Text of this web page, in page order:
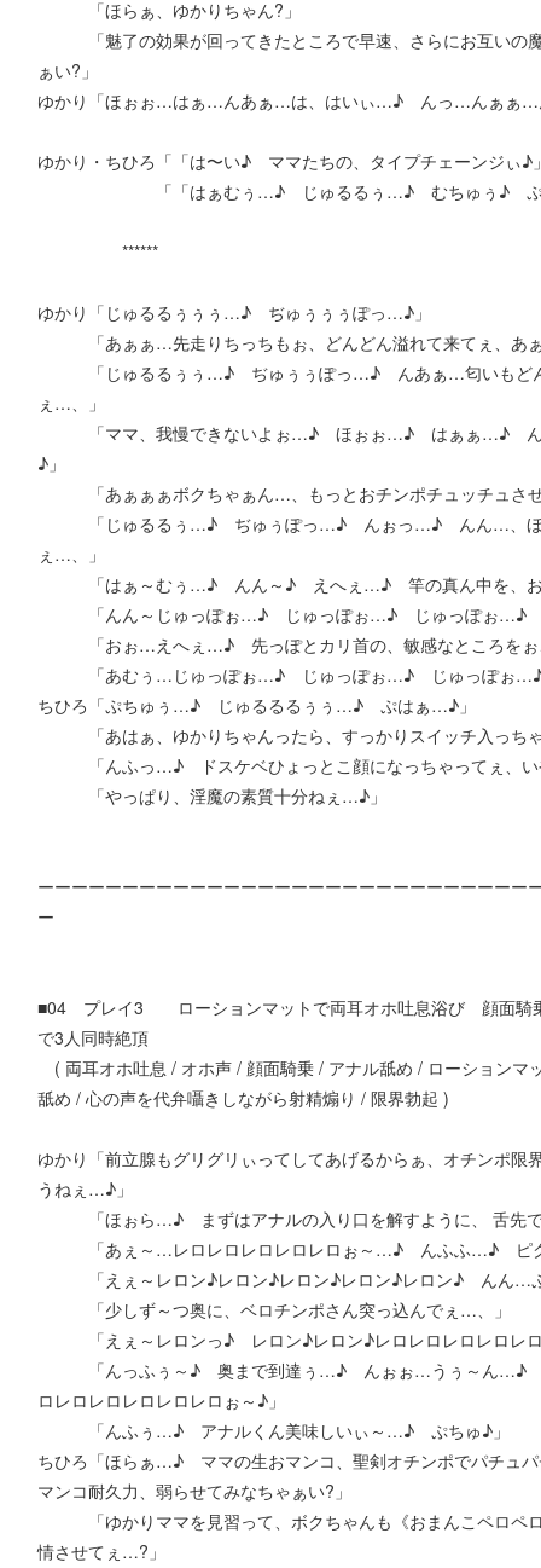
「ほらぁ、ゆかりちゃん?」
「魅了の効果が回ってきたところで早速、さらにお互いの魔
ぁい?」
ゆかり「ほぉぉ…はぁ…んあぁ…は、はいぃ…♪ んっ…んぁぁ
ゆかり・ちひろ「「は〜い♪ ママたちの、タイプチェーンジぃ♪
「「はぁむぅ…♪ じゅるるぅ…♪ むちゅぅ♪ ぷち
******
ゆかり「じゅるるぅぅぅ…♪ ぢゅぅぅぅぽっ…♪」
「あぁぁ…先走りちっちもぉ、どんどん溢れて来てぇ、あ
「じゅるるぅぅ…♪ ぢゅぅぅぽっ…♪ んあぁ…匂いもどん
ぇ…、」
「ママ、我慢できないよぉ…♪ ほぉぉ…♪ はぁぁ…♪ ん
♪」
「あぁぁぁボクちゃぁん…、もっとおチンポチュッチュさ
「じゅるるぅ…♪ ぢゅぅぽっ…♪ んぉっ…♪ んん…、ほら
ぇ…、」
「はぁ～むぅ…♪ んん～♪ えへぇ…♪ 竿の真ん中を、お手
「んん～じゅっぽぉ…♪ じゅっぽぉ…♪ じゅっぽぉ…♪
「おぉ…えへぇ…♪ 先っぽとカリ首の、敏感なところをぉ
「あむぅ…じゅっぽぉ…♪ じゅっぽぉ…♪ じゅっぽぉ
ちひろ「ぷちゅぅ…♪ じゅるるるぅぅ…♪ ぷはぁ…♪」
「あはぁ、ゆかりちゃんったら、すっかりスイッチ入っち
「んふっ…♪ ドスケベひょっとこ顔になっちゃってぇ、い
「やっぱり、淫魔の素質十分ねぇ…♪」
ーーーーーーーーーーーーーーーーーーーーーーーーーーーー
ー
■04 プレイ3 ローションマットで両耳オホ吐息浴び 顔面騎乗
で3人同時絶頂
( 両耳オホ吐息 / オホ声 / 顔面騎乗 / アナル舐め / ローションマ
舐め / 心の声を代弁囁きしながら射精煽り / 限界勃起 )
ゆかり「前立腺もグリグリぃってしてあげるからぁ、オチンポ
うねぇ…♪」
「ほぉら…♪ まずはアナルの入り口を解すように、 舌先で
「あぇ～…レロレロレロレロレロぉ～…♪ んふふ…♪ ピク
「えぇ～レロン♪レロン♪レロン♪レロン♪レロン♪ んん…
「少しず～つ奥に、ベロチンポさん突っ込んでぇ…、」
「えぇ～レロンっ♪ レロン♪レロン♪レロレロレロレロレ
「んっふぅ～♪ 奥まで到達ぅ…♪ んぉぉ…うぅ～ん…♪
ロレロレロレロレロレロぉ～♪」
「んふぅ…♪ アナルくん美味しいぃ～…♪ ぷちゅ♪」
ちひろ「ほらぁ…♪ ママの生おマンコ、聖剣オチンポでパチュ
マンコ耐久力、弱らせてみなちゃぁい?」
「ゆかりママを見習って、ボクちゃんも《おまんこペロペロ
情させてぇ…?」